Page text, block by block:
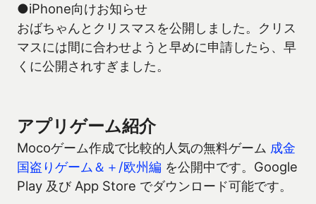
●iPhone向けお知らせ
おばちゃんとクリスマスを公開しました。クリス
マスには間に合わせようと早めに申請したら、早
くに公開されすぎました。
アプリゲーム紹介
Mocoゲーム作成で比較的人気の無料ゲーム 成金
国盗りゲーム＆＋/欧州編 を公開中です。Google
Play 及び App Store でダウンロード可能です。